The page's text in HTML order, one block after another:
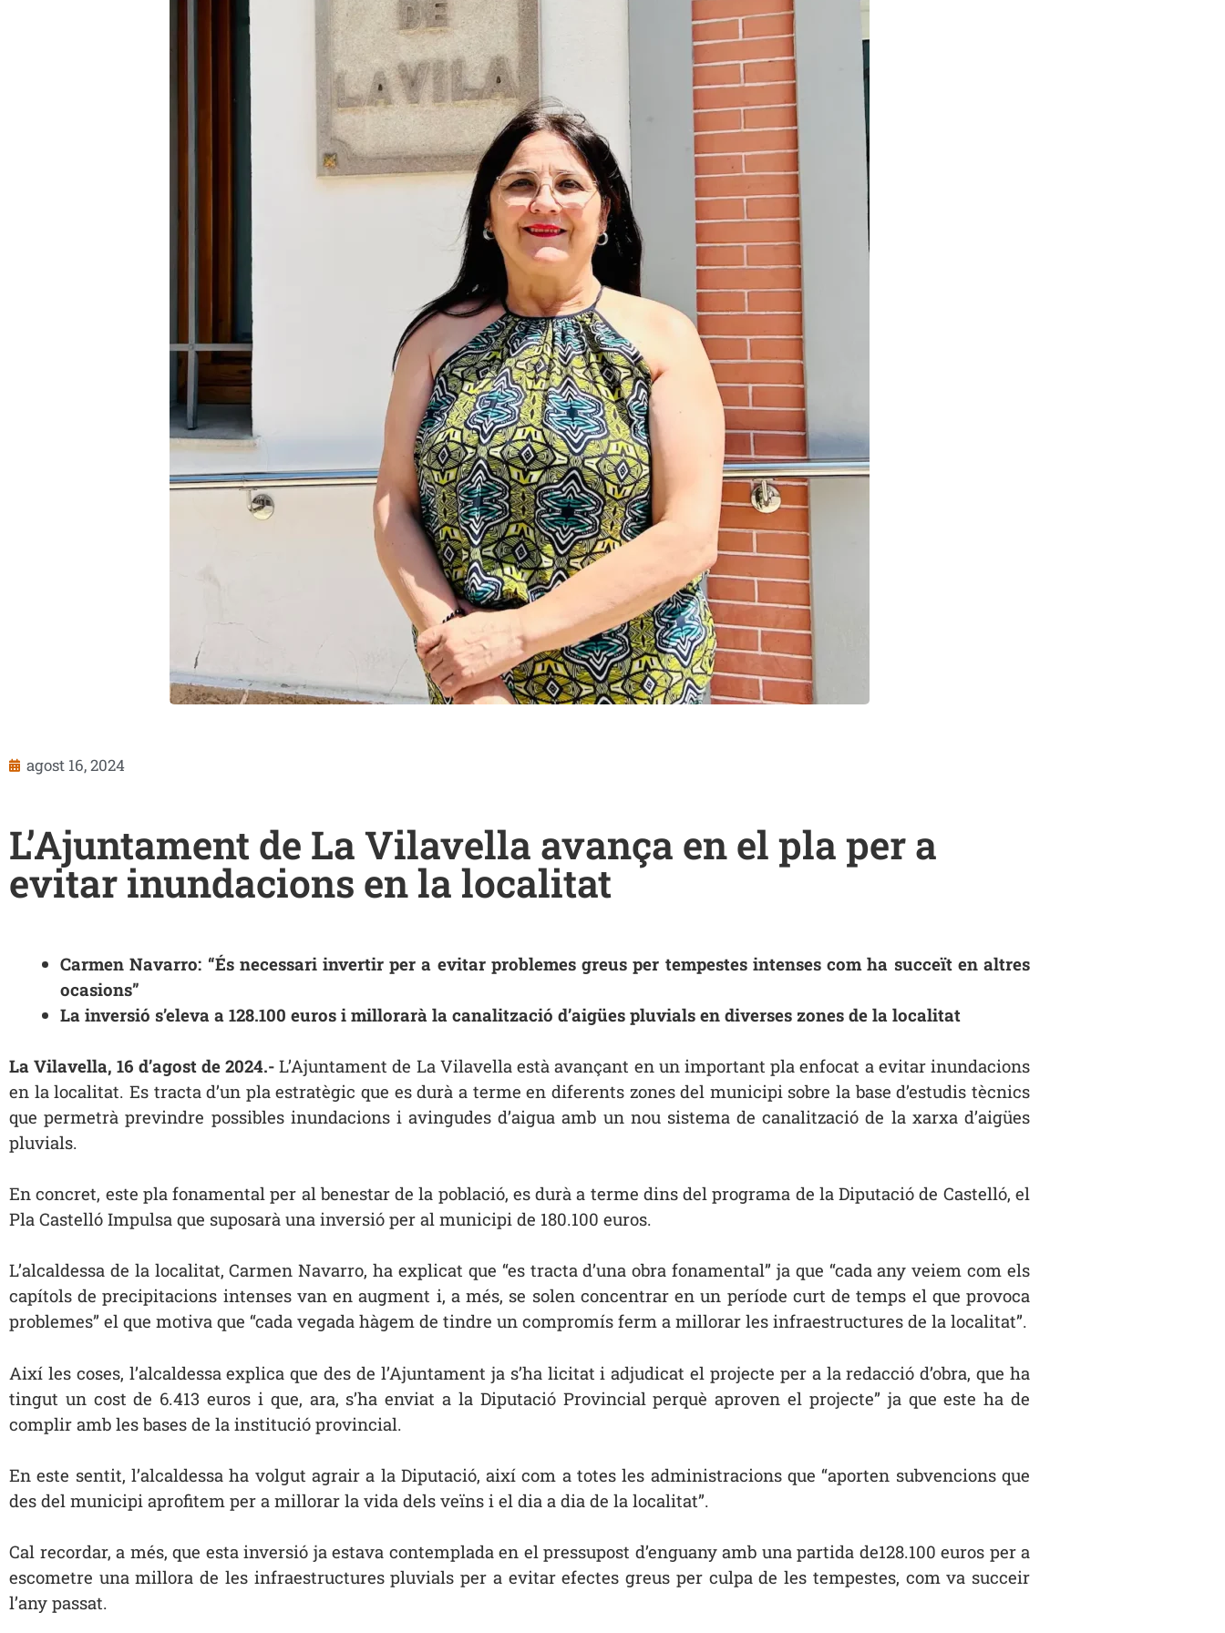
agost 16, 2024
L’Ajuntament de La Vilavella avança en el pla per a
evitar inundacions en la localitat
Carmen Navarro: “És necessari invertir per a evitar problemes greus per tempestes intenses com ha succeït en altres
ocasions”
La inversió s’eleva a 128.100 euros i millorarà la canalització d’aigües pluvials en diverses zones de la localitat
La Vilavella, 16 d’agost de 2024.- L’Ajuntament de La Vilavella està avançant en un important pla enfocat a evitar inundacions
en la localitat. Es tracta d’un pla estratègic que es durà a terme en diferents zones del municipi sobre la base d’estudis tècnics
que permetrà previndre possibles inundacions i avingudes d’aigua amb un nou sistema de canalització de la xarxa d’aigües
pluvials.
En concret, este pla fonamental per al benestar de la població, es durà a terme dins del programa de la Diputació de Castelló, el
Pla Castelló Impulsa que suposarà una inversió per al municipi de 180.100 euros.
L’alcaldessa de la localitat, Carmen Navarro, ha explicat que “es tracta d’una obra fonamental” ja que “cada any veiem com els
capítols de precipitacions intenses van en augment i, a més, se solen concentrar en un període curt de temps el que provoca
problemes” el que motiva que “cada vegada hàgem de tindre un compromís ferm a millorar les infraestructures de la localitat”.
Així les coses, l’alcaldessa explica que des de l’Ajuntament ja s’ha licitat i adjudicat el projecte per a la redacció d’obra, que ha
tingut un cost de 6.413 euros i que, ara, s’ha enviat a la Diputació Provincial perquè aproven el projecte” ja que este ha de
complir amb les bases de la institució provincial.
En este sentit, l’alcaldessa ha volgut agrair a la Diputació, així com a totes les administracions que “aporten subvencions que
des del municipi aprofitem per a millorar la vida dels veïns i el dia a dia de la localitat”.
Cal recordar, a més, que esta inversió ja estava contemplada en el pressupost d’enguany amb una partida de128.100 euros per a
escometre una millora de les infraestructures pluvials per a evitar efectes greus per culpa de les tempestes, com va succeir
l’any passat.